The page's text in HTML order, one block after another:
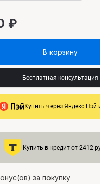
₽
В корзину
Бесплатная консультация
Купить через Яндекс Пэй
Купить в кредит от 2412
за покупку